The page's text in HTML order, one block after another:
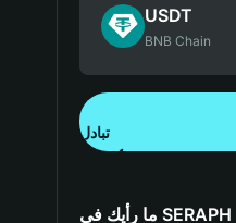
USDT
BNB Chain
تبادل